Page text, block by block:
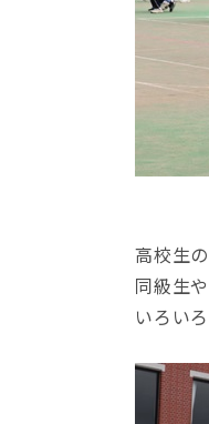
高校生
同級生
いろい